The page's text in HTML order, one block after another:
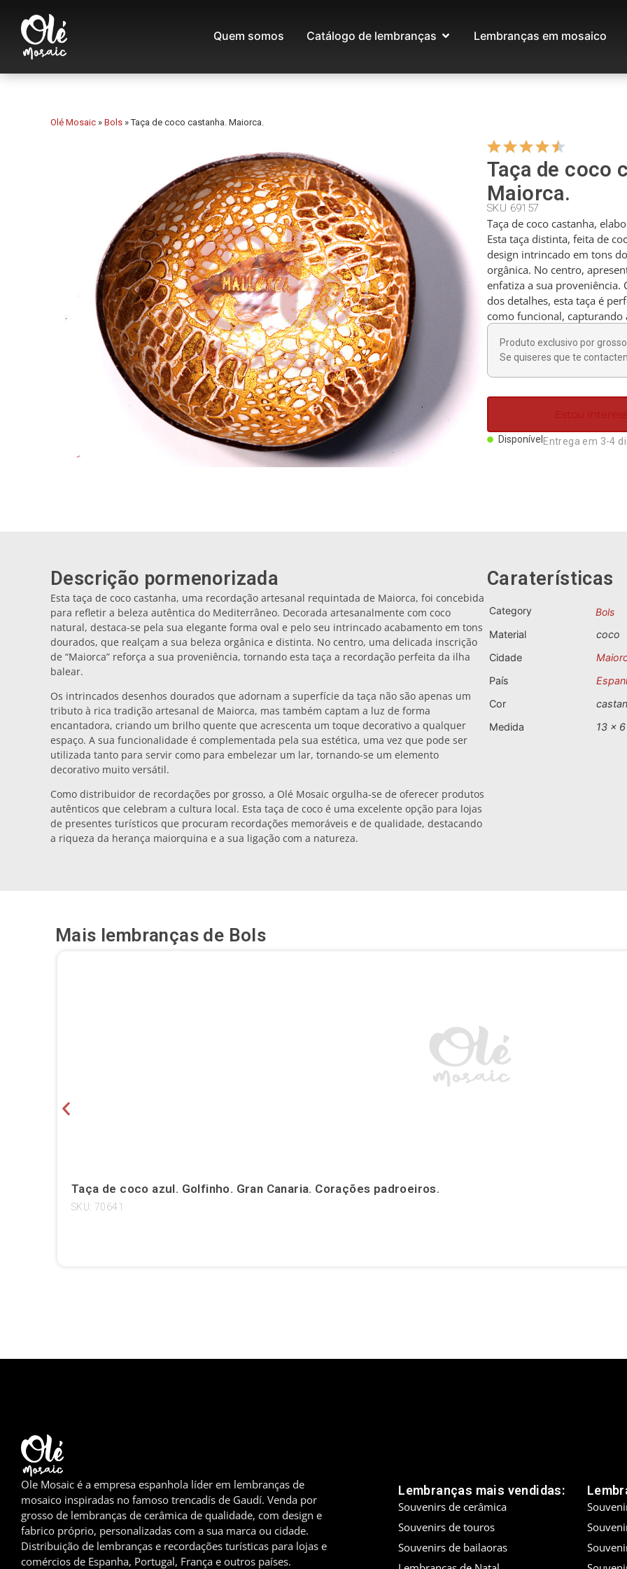
Quem somos Catálogo de lembranças Lembranças em mosaico
Olé Mosaic » Bols »Taça de coco castanha. Maiorca.
Taça de coco
Maiorca.
SKU 69157
Taça de coco castanha,
Esta taça distinta, feita de
design intrincado em tons
orgânica. No centro,
enfatiza a sua proveniência.
dos detalhes, esta taça é
como funcional, capturando
Produto exclusivo por grosso
Se quiseres que te
Estou
Disponível Entrega em 3-4
Descrição pormenorizada
Esta taça de coco castanha, uma recordação artesanal requintada de Maiorca, foi concebida
para refletir a beleza autêntica do Mediterrâneo. Decorada artesanalmente com coco
natural, destaca-se pela sua elegante forma oval e pelo seu intrincado acabamento em tons
dourados, que realçam a sua beleza orgânica e distinta. No centro, uma delicada inscrição
de “Maiorca” reforça a sua proveniência, tornando esta taça a recordação perfeita da ilha
balear.
Os intrincados desenhos dourados que adornam a superfície da taça não são apenas um
tributo à rica tradição artesanal de Maiorca, mas também captam a luz de forma
encantadora, criando um brilho quente que acrescenta um toque decorativo a qualquer
espaço. A sua funcionalidade é complementada pela sua estética, uma vez que pode ser
utilizada tanto para servir como para embelezar um lar, tornando-se um elemento
decorativo muito versátil.
Como distribuidor de recordações por grosso, a Olé Mosaic orgulha-se de oferecer produtos
autênticos que celebram a cultura local. Esta taça de coco é uma excelente opção para lojas
de presentes turísticos que procuram recordações memoráveis e de qualidade, destacando
a riqueza da herança maiorquina e a sua ligação com a natureza.
Caraterísticas
Category
Bols
Material
coco
Cidade
País
Cor
Medida
13 x
Mais lembranças de Bols
Taça de coco azul. Golfinho. Gran Canaria. Corações padroeiros.
SKU: 70641
Ole Mosaic é a empresa espanhola líder em lembranças de
mosaico inspiradas no famoso trencadís de Gaudí. Venda por
grosso de lembranças de cerâmica de qualidade, com design e
fabrico próprio, personalizadas com a sua marca ou cidade.
Distribuição de lembranças e recordações turísticas para lojas e
comércios de Espanha, Portugal, França e outros países.
Lembranças mais vendidas:
Souvenirs de cerâmica
Souvenirs de touros
Souvenirs de bailaoras